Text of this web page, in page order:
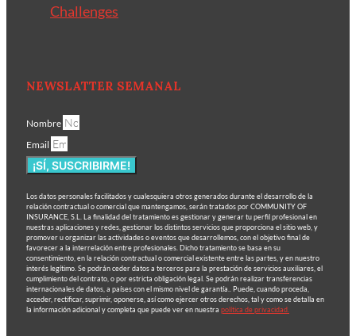
Challenges
NEWSLATTER SEMANAL
Nombre
Email
¡SÍ, SUSCRIBIRME!
Los datos personales facilitados y cualesquiera otros generados durante el desarrollo de la
relación contractual o comercial que mantengamos, serán tratados por COMMUNITY OF
INSURANCE, S.L. La finalidad del tratamiento es gestionar y generar tu perfil profesional en
nuestras aplicaciones y redes, gestionar los distintos servicios que proporciona el sitio web, y
promover u organizar las actividades o eventos que desarrollemos, con el objetivo final de
favorecer a la interrelación entre profesionales. Dicho tratamiento se basa en su
consentimiento, en la relación contractual o comercial existente entre las partes, y en nuestro
interés legítimo. Se podrán ceder datos a terceros para la prestación de servicios auxiliares, el
cumplimiento del contrato, o por estricta obligación legal. Se podrán realizar transferencias
internacionales de datos, a países con el mismo nivel de garantía.. Puede, cuando proceda,
acceder, rectificar, suprimir, oponerse, así como ejercer otros derechos, tal y como se detalla en
la información adicional y completa que puede ver en nuestra política de privacidad.